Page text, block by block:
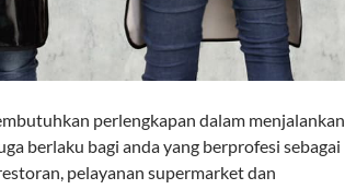
perlengkapan dalam menjalankan
berlaku bagi anda yang berprofesi sebagai
pelayanan supermarket dan